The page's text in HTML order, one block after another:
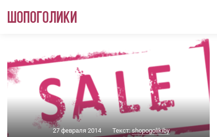
27 февраля 2014 Текст: shopogolikiby